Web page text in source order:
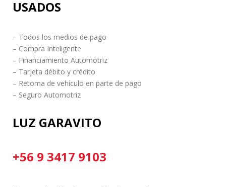
USADOS
– Todos los medios de pago
– Compra Inteligente
– Financiamiento Automotriz
– Tarjeta débito y crédito
– Retoma de vehículo en parte de pago
– Seguro Automotriz
LUZ GARAVITO
+56 9 3417 9103